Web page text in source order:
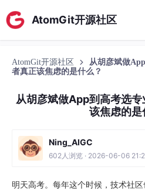
AtomGit开源社区
AtomGit开源社区
从胡彦斌做
者真正该焦虑的是什么？
从胡彦斌做App到高考选
该焦虑的是
Ning_AIGC
602人浏览 · 2026-06-06
明天高考。每年这个时候，技术社